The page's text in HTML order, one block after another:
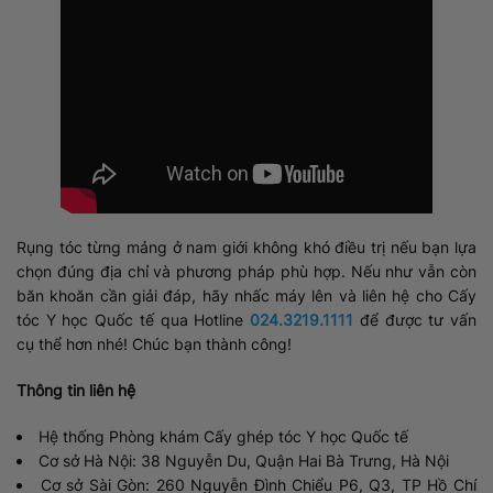
Rụng tóc từng mảng ở nam giới không khó điều trị nếu bạn lựa
chọn đúng địa chỉ và phương pháp phù hợp. Nếu như vẫn còn
băn khoăn cần giải đáp, hãy nhấc máy lên và liên hệ cho Cấy
tóc Y học Quốc tế qua Hotline 024.3219.1111 để được tư vấn
cụ thể hơn nhé! Chúc bạn thành công!
Thông tin liên hệ
Hệ thống Phòng khám Cấy ghép tóc Y học Quốc tế
Cơ sở Hà Nội: 38 Nguyễn Du, Quận Hai Bà Trưng, Hà Nội
Cơ sở Sài Gòn: 260 Nguyễn Đình Chiểu P6, Q3, TP Hồ Chí